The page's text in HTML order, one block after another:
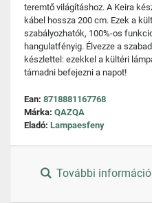
teremtő világításhoz. A Keira
kábel hossza 200 cm. Ezek a
szabályozhatók, 100%-os
hangulatfényig. Élvezze a
készlettel: ezekkel a kültéri
támadni befejezni a napot!
Ean: 8718881167768
Márka: QAZQA
Eladó: Lampaesfeny
További